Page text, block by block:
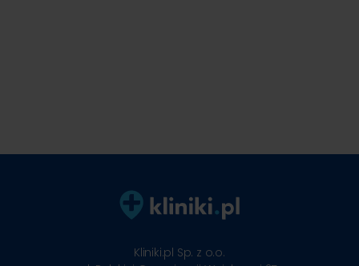
Kliniki.pl Sp. z o.o.